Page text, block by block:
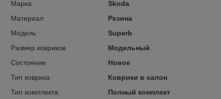
Марка
Skoda
Материал
Резина
Модель
Superb
Размер ковриков
Модельный
Состояние
Новое
Тип коврика
Коврики в салон
Тип комплекта
Полный комплект